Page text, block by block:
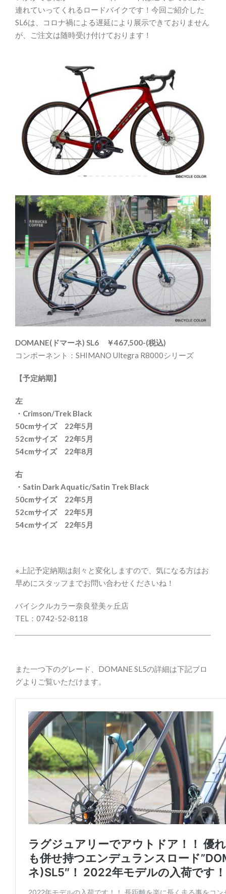
連れていってくれるロードバイクです！今回ご紹介した
SL6は、コロナ禍による遅延により展示できておりません
が、ご注文は随時受け付けております！
DOMANE(ドマーネ) SL6 ￥467,500-(税込)
コンポーネント：SHIMANO Ultegra R8000シリーズ
【予定納期】
左
・Crimson/Trek Black
50cmサイズ 22年5月
52cmサイズ 22年5月
54cmサイズ 22年8月
右
・Satin Dark Aquatic/Satin Trek Black
50cmサイズ 22年5月
52cmサイズ 22年5月
54cmサイズ 22年5月
※上記予定納期は刻々と変化しますので、気になる方はお
早めにスタッフまでお問い合わせくださいね！
バイシクルカラー奈良登美ヶ丘店
TEL：0742-52-8118
また一つ下のグレード、DOMANE SL5の詳細は下記ブロ
グよりご覧いただけます。